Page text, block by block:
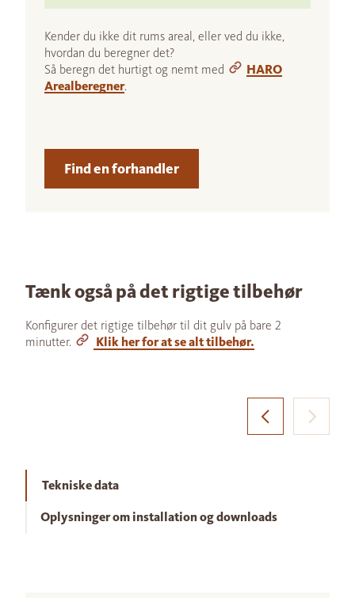
Kender du ikke dit rums areal, eller ved du ikke,
hvordan du beregner det?
Så beregn det hurtigt og nemt med
HARO
Arealberegner.
Find en forhandler
Tænk også på det rigtige tilbehør
Konfigurer det rigtige tilbehør til dit gulv på bare 2
minutter.
Klik her for at se alt tilbehør.
Tekniske data
Oplysninger om installation og downloads